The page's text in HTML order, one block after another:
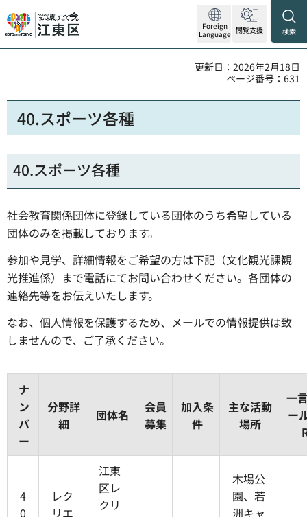
Foreign
Language 閲覧支援 検索
更新日：2026年2月18日
ページ番号：631
40.スポーツ各種
40.スポーツ各種
社会教育関係団体に登録している団体のうち希望している
団体のみを掲載しております。
参加や見学、詳細情報をご希望の方は下記（文化観光課観
光推進係）まで電話にてお問い合わせください。各団体の
連絡先等をお伝えいたします。
なお、個人情報を保護するため、メールでの情報提供は致
しませんので、ご了承ください。
ナ
ン
バ
ー
分野詳
細
団体名
会員
募集
加入条
件
主な活動
場所
一
ー
4
0
レク
リエ
江東
区レ
クリ
木場公
園、若
洲キャ